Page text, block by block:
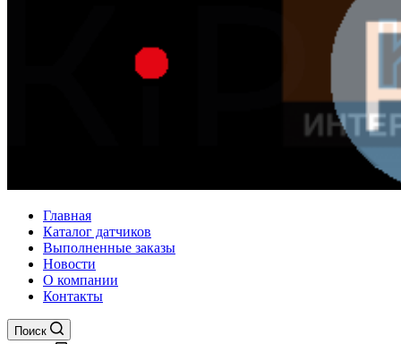
Главная
Каталог датчиков
Выполненные заказы
Новости
О компании
Контакты
Поиск